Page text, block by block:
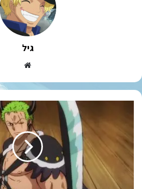
גיל
מתורגם
לעברית!